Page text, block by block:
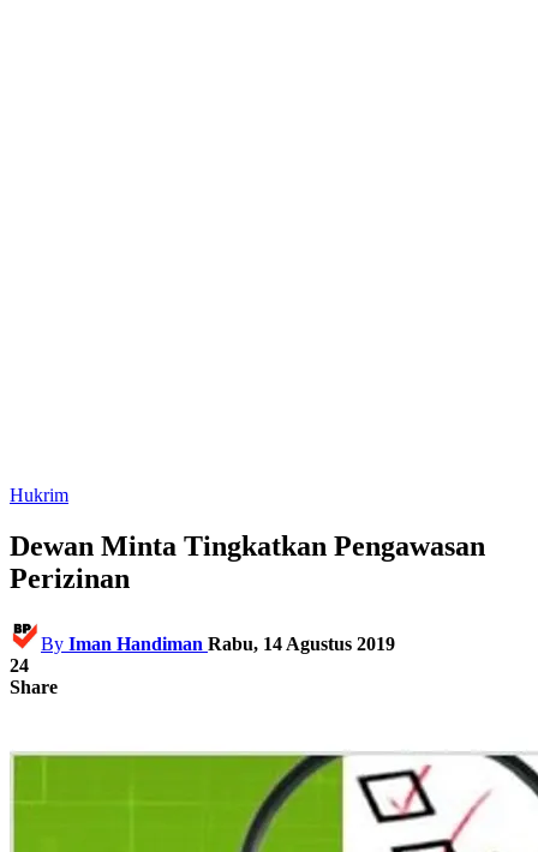
Hukrim
Dewan Minta Tingkatkan Pengawasan
Perizinan
By Iman Handiman Rabu, 14 Agustus 2019
24
Share